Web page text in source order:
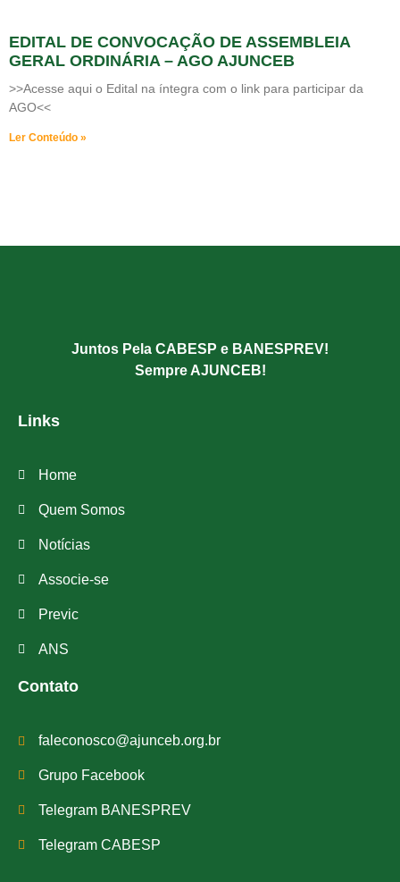
EDITAL DE CONVOCAÇÃO DE ASSEMBLEIA
GERAL ORDINÁRIA – AGO AJUNCEB
>>Acesse aqui o Edital na íntegra com o link para participar da
AGO<<
Ler Conteúdo »
Juntos Pela CABESP e BANESPREV!
Sempre AJUNCEB!
Links
Home
Quem Somos
Notícias
Associe-se
Previc
ANS
Contato
faleconosco@ajunceb.org.br
Grupo Facebook
Telegram BANESPREV
Telegram CABESP